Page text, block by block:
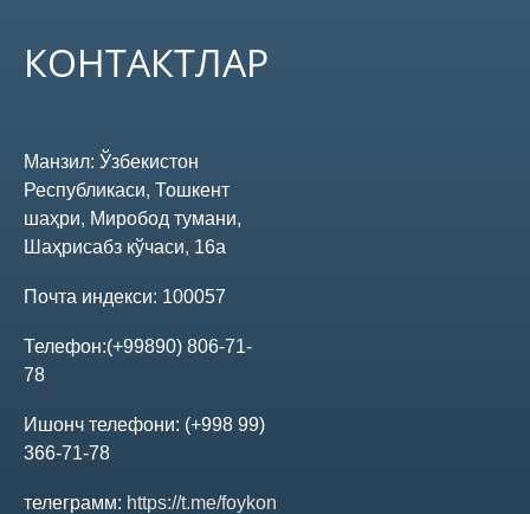
КОНТАКТЛАР
Манзил: Ўзбекистон
Республикаси, Тошкент
шаҳри, Миробод тумани,
Шаҳрисабз кўчаси, 16а
Почта индекси: 100057
Телефон:(+99890) 806-71-
78
Ишонч телефони: (+998 99)
366-71-78
телеграмм: https://t.me/foykon